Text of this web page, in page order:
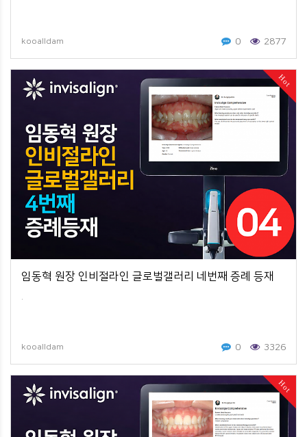
kooalldam 0 2877
Hot
임동혁 원장 인비절라인 글로벌갤러리 네번째 증례 등재
kooalldam 0 3326
Hot